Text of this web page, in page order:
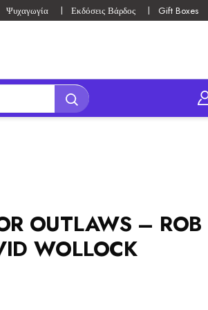
Ψυχαγωγία Εκδόσεις Βάρδος Gift Boxes
OUTLAWS – ROB
WOLLOCK